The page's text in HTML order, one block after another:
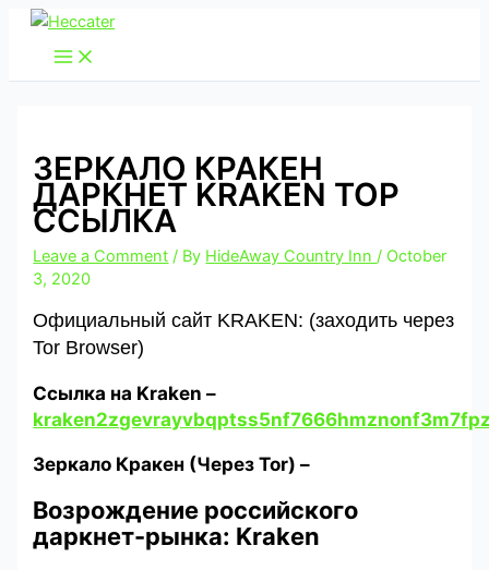
Skip
content
ЗЕРКАЛО КРАКЕН
ДАРКНЕТ KRAKEN ТОР
ССЫЛКА
Leave a Comment / By HideAway Country Inn/ October
3, 2020
Официальный сайт KRAKEN: (заходить через
Tor Browser)
Cсылка на Kraken –
Зеркало Кракен (Через Tor) –
Возрождение российского
даркнет-рынка: Kraken